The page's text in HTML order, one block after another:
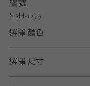
編號
SBH-1279
選擇 顏色
選擇 尺寸
男士長袖恤衫
男士短袖恤衫